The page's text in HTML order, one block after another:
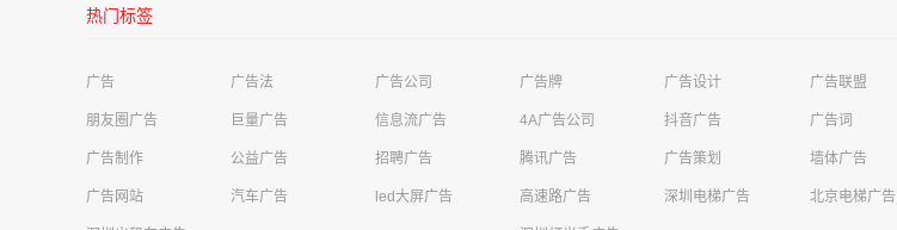
热门标签
广告 广告法 广告公司 广告牌 广告设计 广告联盟
朋友圈广告 巨量广告 信息流广告 4A广告公司 抖音广告 广告词
广告制作 公益广告 招聘广告 腾讯广告 广告策划 墙体广告
广告网站 汽车广告 led大屏广告 高速路广告 深圳电梯广告 北京电梯广告
广西文梦传媒有限公司需求
辽宁财贸学院需求否广告
法库索菲亚云尚整装有限公司需求 电梯广告